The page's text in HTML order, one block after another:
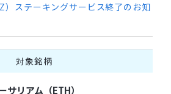
）ステーキングサービス終了のお知
対象銘柄
サリアム（ETH）